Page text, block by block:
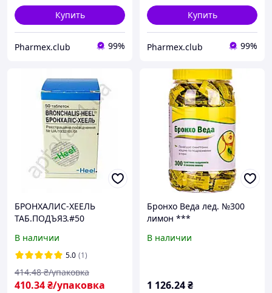
Купить
Pharmex.club 99%
Купить
Pharmex.club 99%
БРОНХАЛИС-ХЕЕЛЬ
ТАБ.ПОДЪЯЗ.#50
В наличии
5.0 (1)
410.34₴/упаковка
414.48 ₴/упаковка
Бронхо Веда лед. №300
лимон ***
В наличии
1 126.24₴